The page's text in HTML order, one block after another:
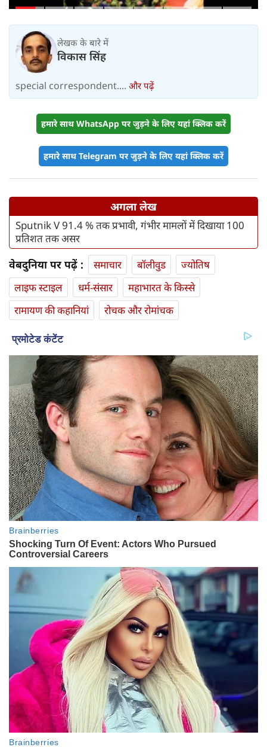
लेखक के बारे में
विकास सिंह
special correspondent.... और पढ़ें
हमारे साथ WhatsApp पर जुड़ने के लिए यहां क्लिक करें
हमारे साथ Telegram पर जुड़ने के लिए यहां क्लिक करें
अगला लेख
Sputnik V 91.4 % तक प्रभावी, गंभीर मामलों में दिखाया 100
प्रतिशत तक असर
वेबदुनिया पर पढ़ें : समाचार बॉलीवुड
ज्योतिष
लाइफ स्‍टाइल
धर्म-संसार
महाभारत के किस्से
रामायण की कहानियां
रोचक और रोमांचक